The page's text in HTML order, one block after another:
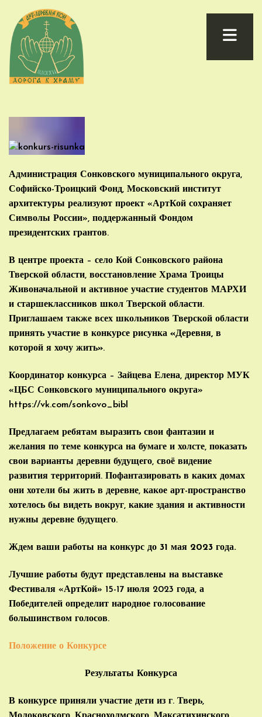
Администрация Сонковского муниципального округа,
Софийско-Троицкий Фонд, Московский институт
архитектуры реализуют проект «АртКой сохраняет
Символы России», поддержанный Фондом
президентских грантов.
В центре проекта – село Кой Сонковского района
Тверской области, восстановление Храма Троицы
Живоначальной и активное участие студентов МАРХИ
и старшеклассников школ Тверской области.
Приглашаем также всех школьников Тверской области
принять участие в конкурсе рисунка «Деревня, в
которой я хочу жить».
Координатор конкурса – Зайцева Елена, директор МУК
«ЦБС Сонковского муниципального округа»
https://vk.com/sonkovo_bibl
Предлагаем ребятам выразить свои фантазии и
желания по теме конкурса на бумаге и холсте, показать
свои варианты деревни будущего, своё видение
развития территорий. Пофантазировать в каких домах
они хотели бы жить в деревне, какое арт-пространство
хотелось бы видеть вокруг, какие здания и активности
нужны деревне будущего.
Ждем ваши работы на конкурс до 31 мая 2023 года.
Лучшие работы будут представлены на выставке
Фестиваля «АртКой» 15-17 июля 2023 года, а
Победителей определит народное голосование
большинством голосов.
Положение о Конкурсе
Результаты Конкурса
В конкурсе приняли участие дети из г. Тверь,